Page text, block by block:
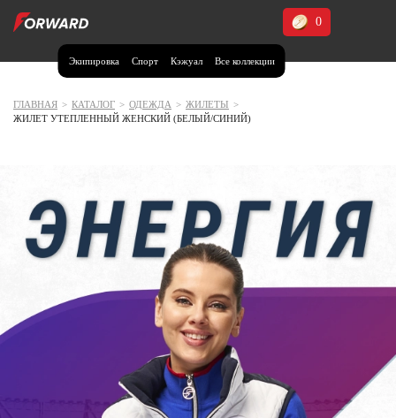
Экипировка Спорт Кэжуал Все коллекции
0
Москва и МО
Иркутская область (2)
Калининградская область (1)
Краснодарский край (5)
Красноярский край (5)
Курская область (1)
Нижегородская область (1)
Новосибирская область (3)
ГЛАВНАЯ > КАТАЛОГ > ОДЕЖДА > ЖИЛЕТЫ >
ЖИЛЕТ УТЕПЛЕННЫЙ ЖЕНСКИЙ (БЕЛЫЙ/СИНИЙ)